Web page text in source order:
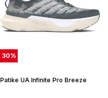
30%
Patike UA Infinite Pro Breeze